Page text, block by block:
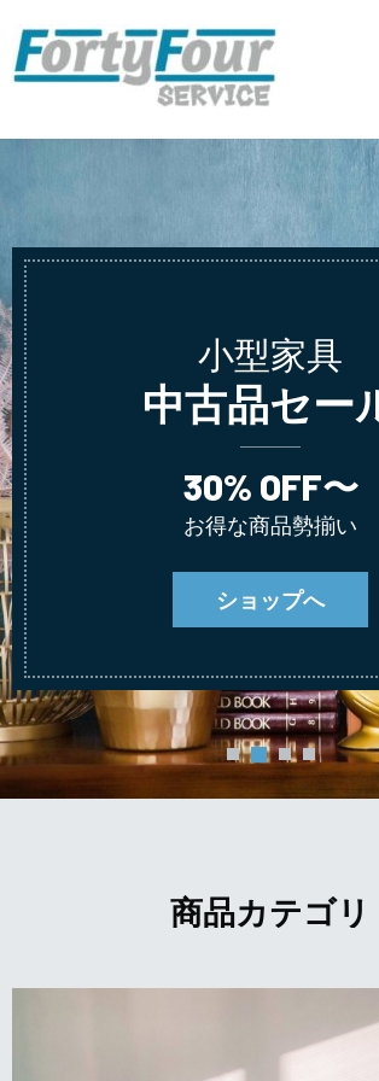
小型家具
中古品セー
30% OFF〜
お得な商品勢揃い
ショップへ
商品カテゴリ